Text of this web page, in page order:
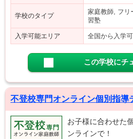
学校のタイプ
家庭教師, フリ
習塾
入学可能エリア 全国から入学
この学校にチ
不登校専門オンライン個別指導
お子様に合わせた
ンラインで！